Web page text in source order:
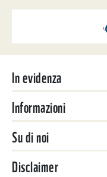
In evidenza
Informazioni
Su di noi
Disclaimer